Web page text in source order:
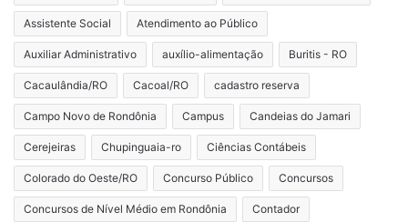
Assistente Social Atendimento ao Público
Auxiliar Administrativo auxílio-alimentação Buritis - RO
Cacaulândia/RO Cacoal/RO cadastro reserva
Campo Novo de Rondônia Campus Candeias do Jamari
Cerejeiras Chupinguaia-ro Ciências Contábeis
Colorado do Oeste/RO Concurso Público Concursos
Concursos de Nível Médio em Rondônia Contador